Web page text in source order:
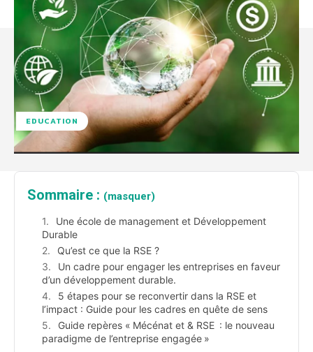
EDUCATION
Sommaire : (masquer)
Une école de management et Développement
Durable
Qu’est ce que la RSE ?
Un cadre pour engager les entreprises en faveur
d’un développement durable.
5 étapes pour se reconvertir dans la RSE et
l’impact : Guide pour les cadres en quête de sens
Guide repères « Mécénat et & RSE : le nouveau
paradigme de l’entreprise engagée »